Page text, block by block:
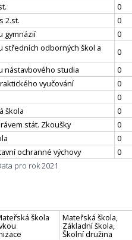
0
2.st.
0
gymnázií
0
středních odborných škol a
0
nástavbového studia
0
vyučování
0
0
škola
0
stát. Zkoušky
0
0
ochranné výchovy
0
pro rok 2021
škola Mateřská škola,
Základní škola,
Školní družina